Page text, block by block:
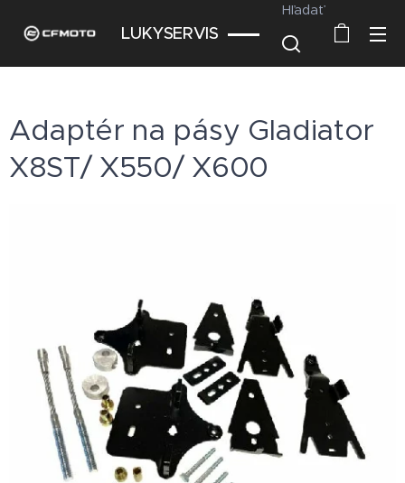
LUKYSERVIS
Hľadať
Adaptér na pásy Gladiator
X8ST/ X550/ X600